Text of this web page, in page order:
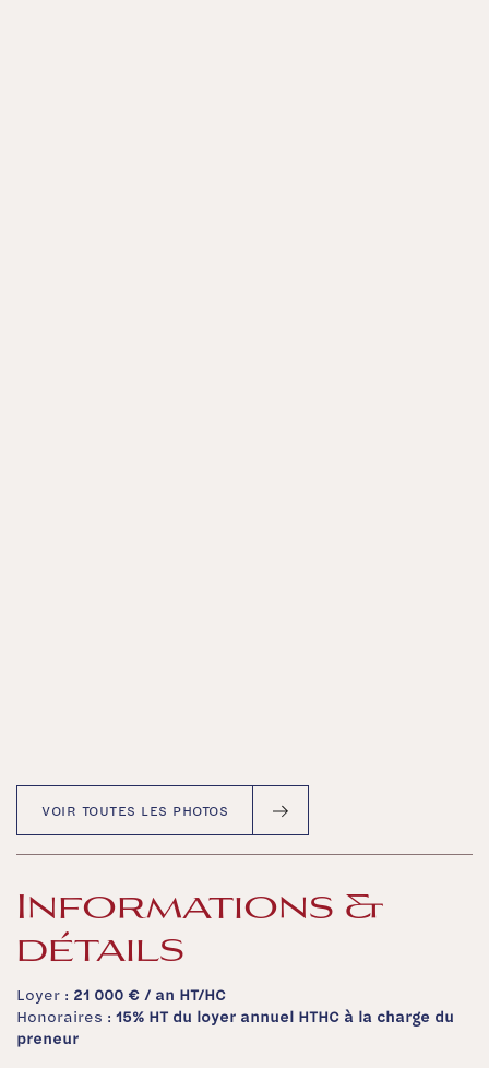
VOIR TOUTES LES PHOTOS
Informations &
détails
Loyer : 21 000 € / an HT/HC
Honoraires : 15% HT du loyer annuel HTHC à la charge du
preneur